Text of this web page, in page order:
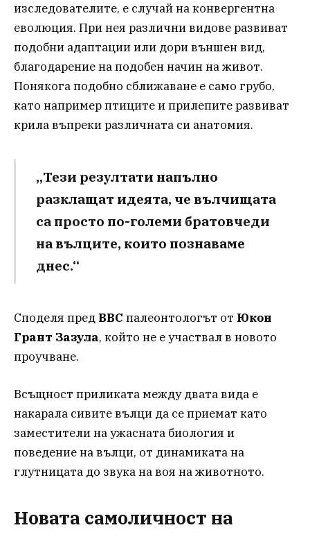
изследователите, е случай на конвергентна
еволюция. При нея различни видове развиват
подобни адаптации или дори външен вид,
благодарение на подобен начин на живот.
Понякога подобно сближаване е само грубо,
като например птиците и прилепите развиват
крила въпреки различната си анатомия.
„Тези резултати напълно
разклащат идеята, че вълчищата
са просто по-големи братовчеди
на вълците, които познаваме
днес.“
Споделя пред BBC палеонтологът от Юкон
Грант Зазула, който не е участвал в новото
проучване.
Всъщност приликата между двата вида е
накарала сивите вълци да се приемат като
заместители на ужасната биология и
поведение на вълци, от динамиката на
глутницата до звука на воя на животното.
Новата самоличност на